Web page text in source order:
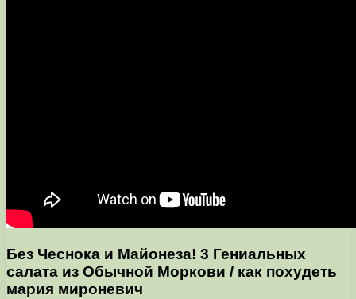
Без Чеснока и Майонеза! 3 Гениальных
салата из Обычной Моркови / как похудеть
мария мироневич